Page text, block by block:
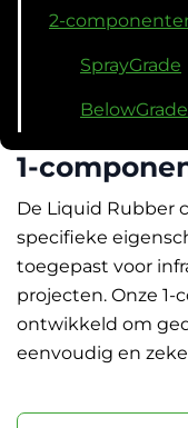
2-
SprayGrade
BelowGrade
1-
De Liquid Rubber
specifieke
toegepast voor
projecten. Onze
ontwikkeld om
eenvoudig en